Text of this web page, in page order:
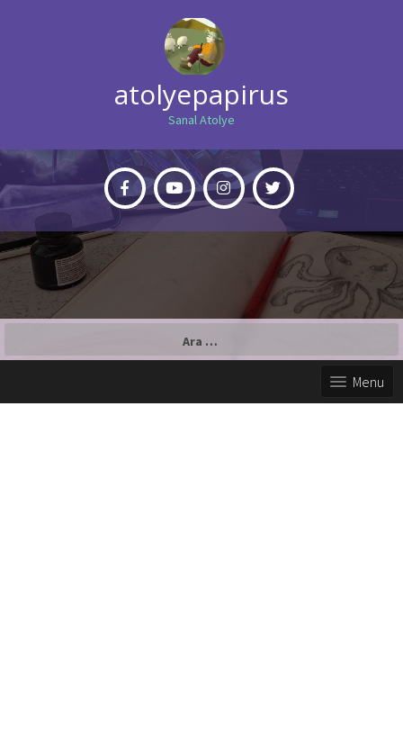
atolyepapirus
Sanal Atolye
Menu